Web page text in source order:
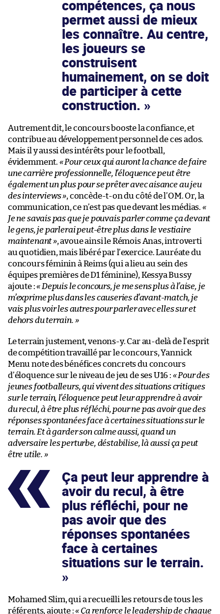
compétences, ça nous
permet aussi de mieux
les connaître. Au centre,
les joueurs se
construisent
humainement, on se doit
de participer à cette
construction.
Autrement dit, le concours booste la confiance, et
contribue au développement personnel de ces ados.
Mais il y aussi des intérêts pour le football,
évidemment. « Pour ceux qui auront la chance de faire
une carrière professionnelle, l’éloquence peut être
également un plus pour se prêter avec aisance au jeu
des interviews », concède-t-on du côté de l’OM. Or, la
communication, ce n’est pas que devant les médias. «
Je ne savais pas que je pouvais parler comme ça devant
le gens, je parlerai peut-être plus dans le vestiaire
maintenant », avoue ainsi le Rémois Anas, introverti
au quotidien, mais libéré par l’exercice. Lauréate du
concours féminin à Reims (qui a lieu au sein des
équipes premières de D1 féminine), Kessya Bussy
ajoute :« Depuis le concours, je me sens plus à l’aise, je
m’exprime plus dans les causeries d’avant-match, je
vais plus voir les autres pour parler avec elles sur et
dehors du terrain. »
Le terrain justement, venons-y. Car au-delà de l’esprit
de compétition travaillé par le concours, Yannick
Menu note des bénéfices concrets du concours
d’éloquence sur le niveau de jeu de ses U16 : « Pour des
jeunes footballeurs, qui vivent des situations critiques
sur le terrain, l’éloquence peut leur apprendre à avoir
du recul, à être plus réfléchi, pour ne pas avoir que des
réponses spontanées face à certaines situations sur le
terrain. Et à garder son calme aussi, quand un
adversaire les perturbe, déstabilise, là aussi ça peut
être utile. »
Ça peut leur apprendre à
avoir du recul, à être
plus réfléchi, pour ne
pas avoir que des
réponses spontanées
face à certaines
situations sur le terrain.
Mohamed Slim, qui a recueilli les retours de tous les
référents, ajoute :« Ça renforce le leadership de chaque